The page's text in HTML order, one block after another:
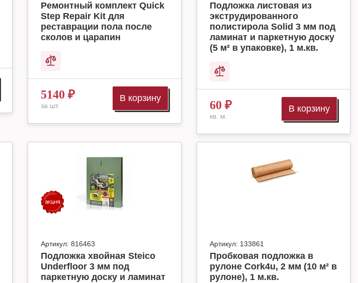
Ремонтный комплект Quick
Step Repair Kit для
реставрации пола после
сколов и царапин
5140 ₽
за шт.
В корзину
Подложка листовая из
экструдированного
полистирола Solid 3 мм под
ламинат и паркетную доску
(5 м² в упаковке), 1 м.кв.
60 ₽
кв. м.
В корзину
Артикул: 816463
Подложка хвойная Steico
Underfloor 3 мм под
паркетную доску и ламинат
Артикул: 133861
Пробковая подложка в
рулоне Cork4u, 2 мм (10 м² в
рулоне), 1 м.кв.